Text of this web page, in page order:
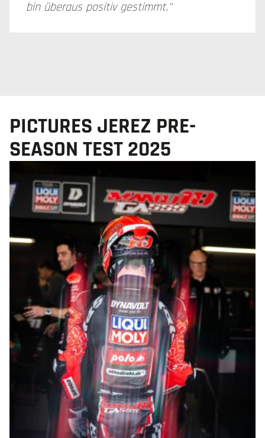
bin überaus positiv gestimmt."
PICTURES JEREZ PRE-
SEASON TEST 2025